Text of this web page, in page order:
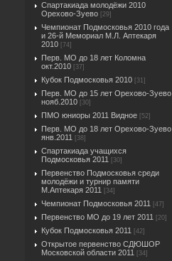
Спартакиада молодёжи 2010
Орехово-Зуево [29]
Чемпионат Подмосковья 2010 года
и 26-й Мемориал М.Л. Аптекаря
2010
[74]
Перв. МО до 18 лет Коломна
окт.2010 [37]
Кубок Подмосковья 2010 [31]
Перв. МО до 15 лет Орехово-Зуево
нояб.2010 [30]
ПМО юниоры 2011 Видное [52]
Перв. МО до 18 лет Орехово-Зуево
янв.2011
[38]
Спартакиада учащихся
Подмосковья 2011
[30]
Первенство Подмосковья среди
молодёжи и турнир памяти
М.Аптекаря 2011
[34]
Чемпионат Подмосковья 2011 [47]
Первенство МО до 19 лет 2011 [20]
Кубок Подмосковья 2011 [42]
Открытое первенство СДЮШОР
Московской области 2011
[34]